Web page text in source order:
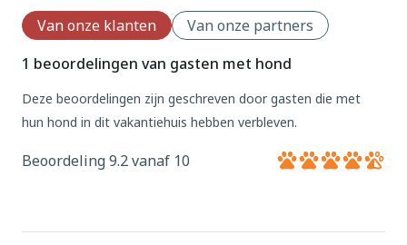
Van onze klanten
Van onze partners
1 beoordelingen van gasten met hond
Deze beoordelingen zijn geschreven door gasten die met
hun hond in dit vakantiehuis hebben verbleven.
Beoordeling 9.2 vanaf 10